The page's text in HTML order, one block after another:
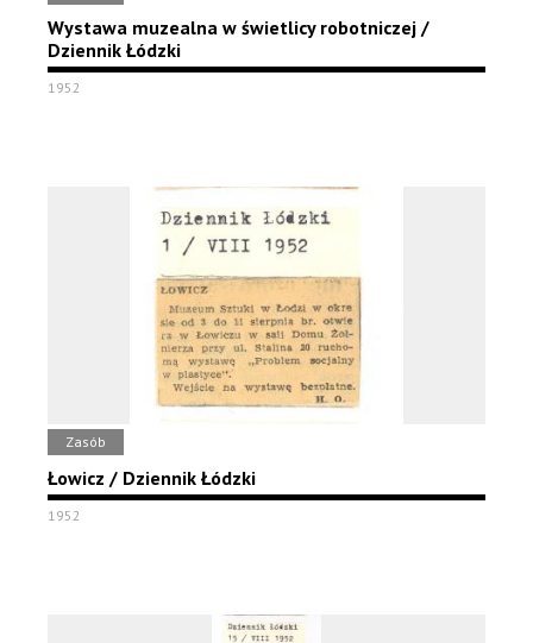
Wystawa muzealna w świetlicy robotniczej /
Dziennik Łódzki
1952
Zasób
Łowicz / Dziennik Łódzki
1952